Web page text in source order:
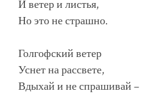
И ветер и листья,
Но это не страшно.
Голгофский ветер
Уснет на рассвете,
Вдыхай и не спрашивай –